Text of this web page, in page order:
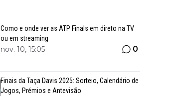
Como e onde ver as ATP Finals em direto na TV
ou em streaming
nov. 10, 15:05 0
Finais da Taça Davis 2025: Sorteio, Calendário de
Jogos, Prémios e Antevisão